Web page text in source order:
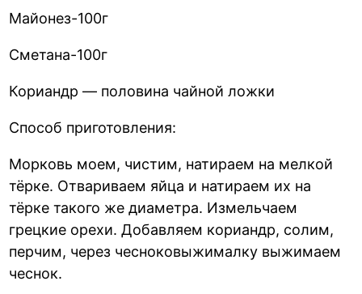
Майонез-100г
Сметана-100г
Кориандр — половина чайной ложки
Способ приготовления:
Морковь моем, чистим, натираем на мелкой
тёрке. Отвариваем яйца и натираем их на
тёрке такого же диаметра. Измельчаем
грецкие орехи. Добавляем кориандр, солим,
перчим, через чесноковыжималку выжимаем
чеснок.